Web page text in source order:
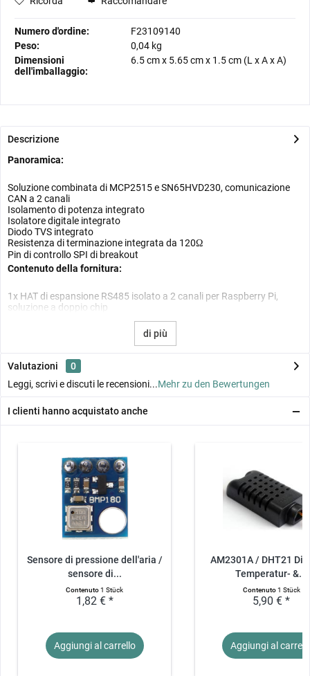
Numero d'ordine:
F23109140
Peso:
0,04 kg
Dimensioni
dell'imballaggio:
6.5 cmx 5.65 cmx 1.5 cm (L x A x A)
Descrizione
Panoramica:
Soluzione combinata di MCP2515 e SN65HVD230, comunicazione
CAN a 2 canali
Isolamento di potenza integrato
Isolatore digitale integrato
Diodo TVS integrato
Resistenza di terminazione integrata da 120Ω
Pin di controllo SPI di breakout
Contenuto della fornitura:
1x HAT di espansione RS485 isolato a 2 canali per Raspberry Pi,
soluzione a doppio chip
di più
Valutazioni
0
Leggi, scrivi e discuti le recensioni...Mehr zu den Bewertungen
I clienti hanno acquistato anche
Sensore di pressione dell'aria /
sensore di...
Contenuto1 Stück
1,82 € *
Aggiungi al carrello
AM2301A / DHT21
Temperatur- &...
Contenuto1 Stück
5,90 € *
Aggiungi al